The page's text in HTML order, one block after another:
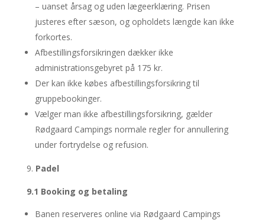
– uanset årsag og uden lægeerklæring. Prisen
justeres efter sæson, og opholdets længde kan ikke
forkortes.
Afbestillingsforsikringen dækker ikke
administrationsgebyret på 175 kr.
Der kan ikke købes afbestillingsforsikring til
gruppebookinger.
Vælger man ikke afbestillingsforsikring, gælder
Rødgaard Campings normale regler for annullering
under fortrydelse og refusion.
Padel
9.1 Booking og betaling
Banen reserveres online via Rødgaard Campings